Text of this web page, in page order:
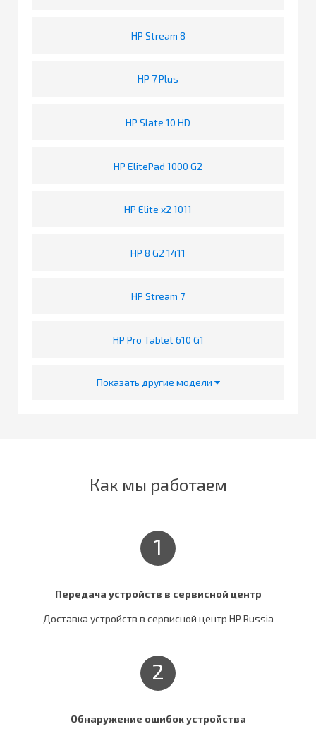
HP Stream 8
HP 7 Plus
HP Slate 10 HD
HP ElitePad 1000 G2
HP Elite x2 1011
HP 8 G2 1411
HP Stream 7
HP Pro Tablet 610 G1
Показать другие модели
Как мы работаем
1
Передача устройств в сервисной центр
Доставка устройств в сервисной центр HP Russia
2
Обнаружение ошибок устройства